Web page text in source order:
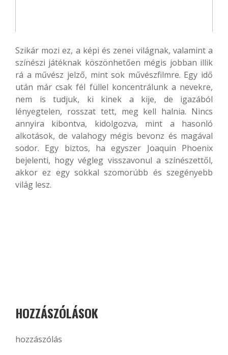
Szikár mozi ez, a képi és zenei világnak, valamint a
színészi játéknak köszönhetően mégis jobban illik
rá a művész jelző, mint sok művészfilmre. Egy idő
után már csak fél füllel koncentrálunk a nevekre,
nem is tudjuk, ki kinek a kije, de igazából
lényegtelen, rosszat tett, meg kell halnia. Nincs
annyira kibontva, kidolgozva, mint a hasonló
alkotások, de valahogy mégis bevonz és magával
sodor. Egy biztos, ha egyszer Joaquin Phoenix
bejelenti, hogy végleg visszavonul a színészettől,
akkor ez egy sokkal szomorúbb és szegényebb
világ lesz.
HOZZÁSZÓLÁSOK
hozzászólás